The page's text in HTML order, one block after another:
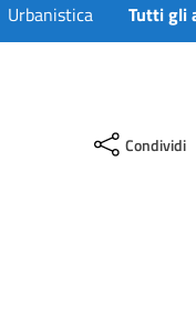
Urbanistica Tutti gli
Condividi